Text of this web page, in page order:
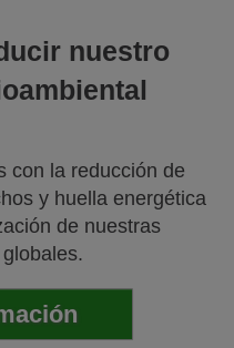
nuestro
con la reducción de
y huella energética
de nuestras